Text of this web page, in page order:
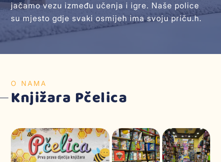
jačamo vezu između učenja i igre. Naše police
su mjesto gdje svaki osmijeh ima svoju priču.h.
O NAMA
Knjižara Pčelica